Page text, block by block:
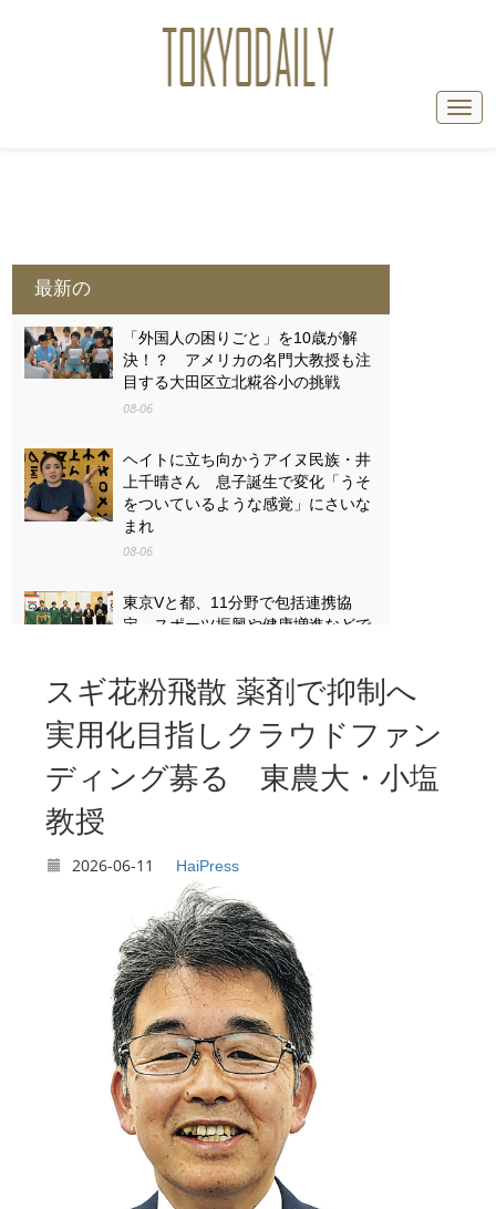
最新の
「外国人の困りごと」を10歳が解
決！？ アメリカの名門大教授も注
目する大田区立北糀谷小の挑戦
08-06
ヘイトに立ち向かうアイヌ民族・井
上千晴さん 息子誕生で変化「うそ
をついているような感覚」にさいな
まれ
08-06
東京Vと都、11分野で包括連携協
定 スポーツ振興や健康増進などで
「戦争は失うものが大きすぎる」
八王子・「湯の花トンネル」列車銃
撃の遺族と向き合った13歳の思い
08-06
スギ花粉飛散 薬剤で抑制へ
実用化目指しクラウドファン
ディング募る 東農大・小塩
教授
2026-06-11 HaiPress